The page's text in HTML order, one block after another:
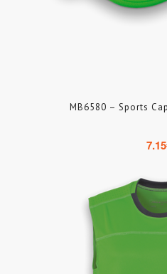
MB6580 – Sports
7.15